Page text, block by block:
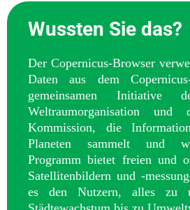
Wussten Sie das?
Der Copernicus-Browser
Daten aus dem
gemeinsamen Initiative
Weltraumorganisation und
Kommission, die
Planeten sammelt und
Programm bietet freien und
Satellitenbildern und -
es den Nutzern, alles zu